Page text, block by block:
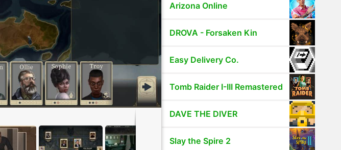
Arizona Online
DROVA - Forsaken Kin
Easy Delivery Co.
Tomb Raider I-III Remastered
DAVE THE DIVER
Slay the Spire 2